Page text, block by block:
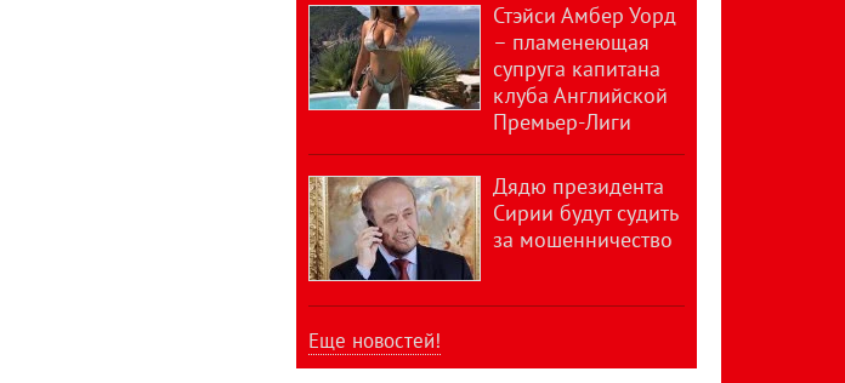
Стэйси Амбер Уорд
– пламенеющая
супруга капитана
клуба Английской
Премьер-Лиги
Дядю президента
Сирии будут судить
за мошенничество
Еще новостей!